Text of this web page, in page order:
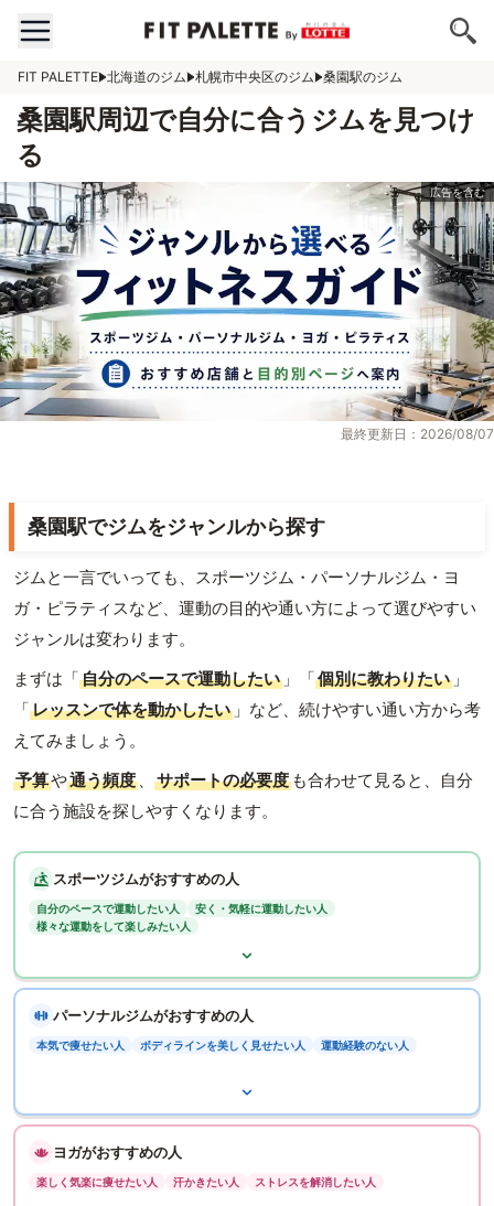
FIT PALETTE 北海道のジム 札幌市中央区のジム 桑園駅のジム
桑園駅周辺で自分に合うジムを見つけ
る
最終更新日：2026/08/07
桑園駅でジムをジャンルから探す
ジムと一言でいっても、スポーツジム・パーソナルジム・ヨ
ガ・ピラティスなど、運動の目的や通い方によって選びやすい
ジャンルは変わります。
まずは「自分のペースで運動したい 」「個別に教わりたい 」
「レッスンで体を動かしたい 」など、続けやすい通い方から考
えてみましょう。
予算や通う頻度 、 サポートの必要度 も合わせて見ると、自分
に合う施設を探しやすくなります。
スポーツジムがおすすめの人
自分のペースで運動したい人
安く・気軽に運動したい人
様々な運動をして楽しみたい人
パーソナルジムがおすすめの人
本気で痩せたい人 ボディラインを美しく見せたい人 運動経験のない人
ヨガがおすすめの人
楽しく気楽に痩せたい人 汗かきたい人 ストレスを解消したい人